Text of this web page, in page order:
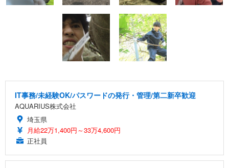
IT事務/未経験OK/パスワードの発行・管理/第二新卒歓迎
AQUARIUS株式会社
埼玉県
月給22万1,400円～33万4,600円
正社員